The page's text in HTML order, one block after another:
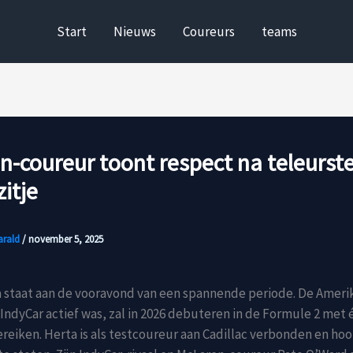
Start Nieuws Coureurs teams
coureur toont respect na
/november 5, 2025
aan de vooravond van een spannende periode. De
actief was, zal in 2026 debuteren in de Formule 2 met
Herta is als testcoureur aan Cadillac verbonden en